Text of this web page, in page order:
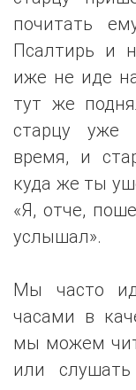
почитать
Псалтирь и
иже не иде
тут же
старцу уже
время, и
куда же ты
«Я, отче,
услышал».
Мы часто
часами в
мы можем
или